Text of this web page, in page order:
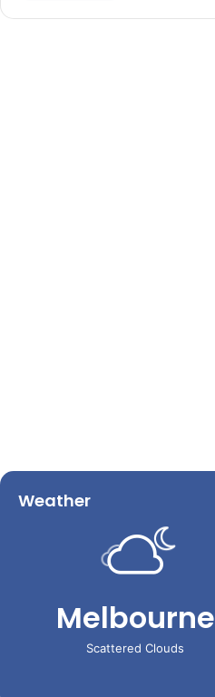
Weather
Melbourne
Scattered Clouds